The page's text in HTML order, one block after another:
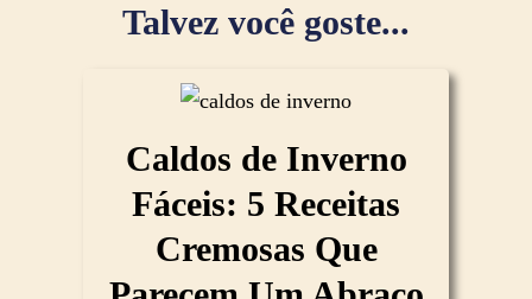
Talvez você goste...
Caldos de Inverno
Fáceis: 5 Receitas
Cremosas Que